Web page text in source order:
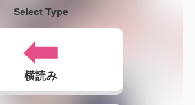
Select Type
横読み